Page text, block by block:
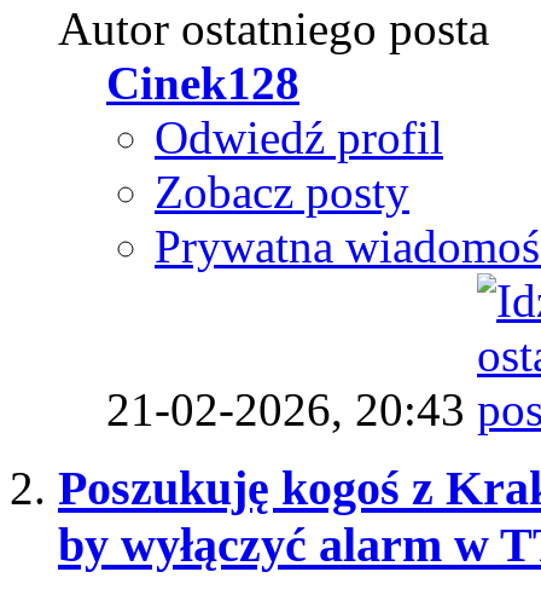
Autor ostatniego posta
Cinek128
Odwiedź profil
Zobacz posty
Prywatna
21-02-2026, 20:43
Poszukuję kogoś z
by wyłączyć alarm w